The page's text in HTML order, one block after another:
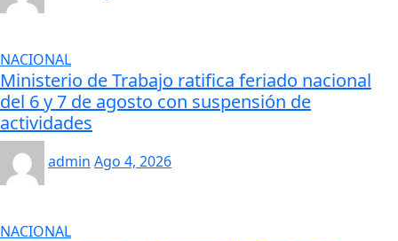
NACIONAL
Ministerio de Trabajo ratifica feriado nacional
del 6 y 7 de agosto con suspensión de
actividades
admin Ago 4, 2026
NACIONAL